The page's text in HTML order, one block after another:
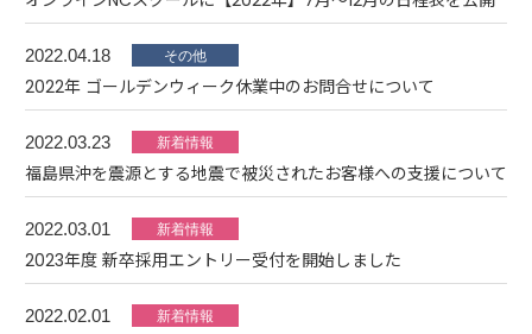
2022.04.18
2022年 ゴールデンウィーク休業中のお問合せについて
2022.03.23
福島県沖を震源とする地震で被災されたお客様への支援について
2022.03.01
2023年度 新卒採用エントリー受付を開始しました
2022.02.01